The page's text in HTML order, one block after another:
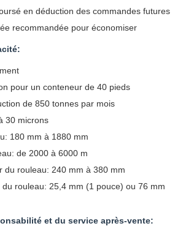
en déduction des commandes futures
recommandée pour économiser
pour un conteneur de 40 pieds
de 850 tonnes par mois
30 microns
180 mm à 1880 mm
de 2000 à 6000 m
du rouleau: 240 mm à 380 mm
rouleau: 25,4 mm (1 pouce) ou 76 mm
et du service après-vente: